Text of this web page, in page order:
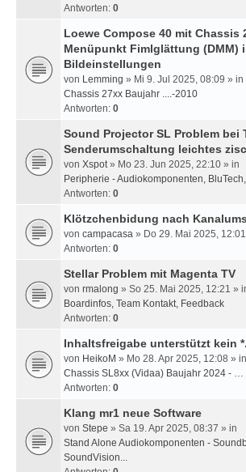
Antworten: 0
Loewe Compose 40 mit Chassis
Menüpunkt Fimlglättung (DMM)
Bildeinstellungen
von Lemming » Mi 9. Jul 2025, 08:09 » in
Chassis 27xx Baujahr ....-2010
Antworten: 0
Sound Projector SL Problem bei
Senderumschaltung leichtes
von Xspot» Mo 23. Jun 2025, 22:10 » in
Peripherie - Audiokomponenten,
Antworten: 0
Klötzchenbidung nach
von campacasa » Do 29. Mai 2025,
Antworten: 0
Stellar Problem mit Magenta TV
von rmalong » So 25. Mai 2025, 12:21 »
Boardinfos, Team Kontakt, Feedback
Antworten: 0
Inhaltsfreigabe unterstützt kein
von HeikoM » Mo 28. Apr 2025, 12:08 » in
Chassis SL8xx (Vidaa) Baujahr 2024 - …
Antworten: 0
Klang mr1 neue Software
von Stepe » Sa 19. Apr 2025, 08:37 » in
Stand Alone Audiokomponenten -
SoundVision...